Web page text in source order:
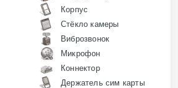
Корпус
Стёкло камеры
Виброзвонок
Микрофон
Коннектор
Держатель сим карты